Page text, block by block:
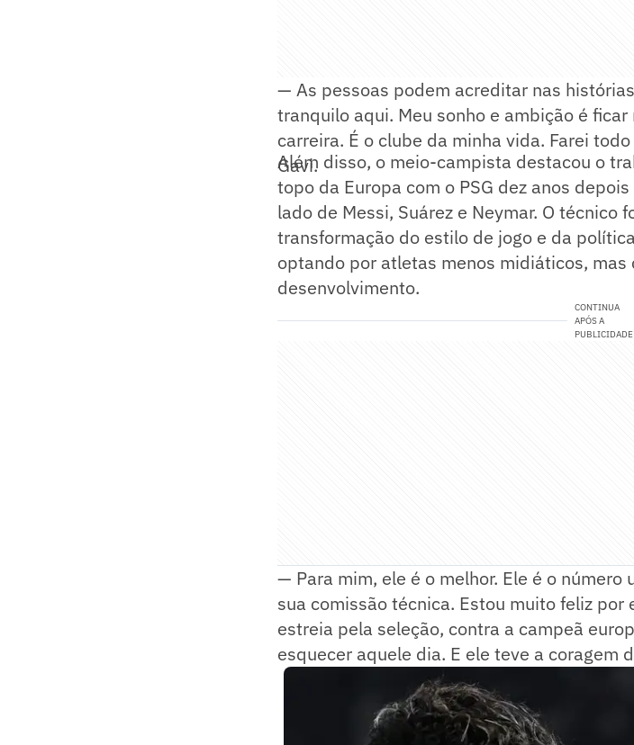
— As pessoas podem acreditar nas
tranquilo aqui. Meu sonho e ambição é
carreira. É o clube da minha vida. Farei
Gavi.
Além disso, o meio-campista destacou o
topo da Europa com o PSG dez anos
lado de Messi, Suárez e Neymar. O técnico
transformação do estilo de jogo e da
optando por atletas menos midiáticos,
desenvolvimento.
CONTINUA
APÓS A
PUBLICIDADE
— Para mim, ele é o melhor. Ele é o
sua comissão técnica. Estou muito feliz
estreia pela seleção, contra a campeã
esquecer aquele dia. E ele teve a coragem